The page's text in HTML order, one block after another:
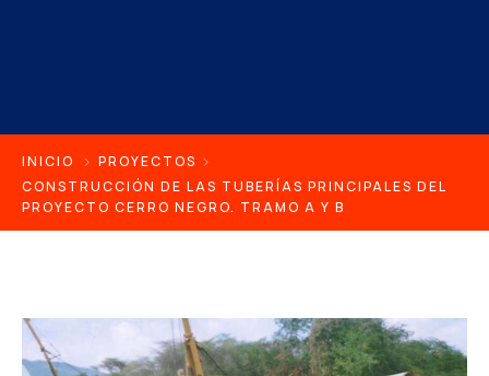
INICIO
PROYECTOS
CONSTRUCCIÓN DE LAS TUBERÍAS PRINCIPALES DEL
PROYECTO CERRO NEGRO. TRAMO A Y B